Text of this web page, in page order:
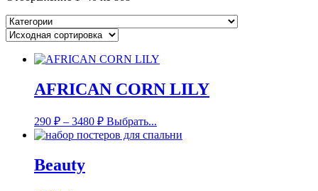
AFRICAN CORN LILY
290 ₽ – 3480 ₽ Выбрать...
Beauty